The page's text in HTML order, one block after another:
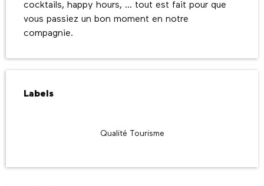
cocktails, happy hours, ... tout est fait pour que
vous passiez un bon moment en notre
compagnie.
Labels
Labels
Qualité Tourisme